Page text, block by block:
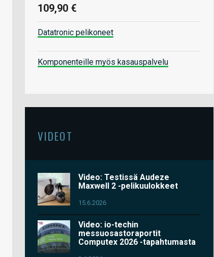
109,90 €
Datatronic pelikoneet
Komponenteille myös kasauspalvelu
VIDEOT
Video: Testissä Audeze
Maxwell 2 -pelikuulokkeet
15.6.2026
Video: io-techin
messuosastoraportit
Computex 2026 -tapahtumasta